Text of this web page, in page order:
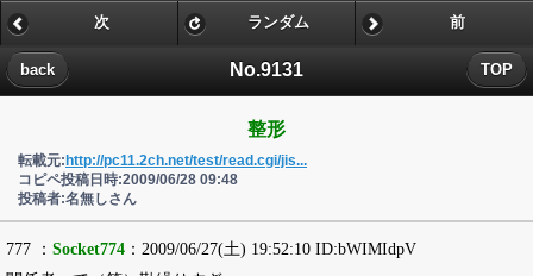
No.9131
back TOP
次 ランダム 前
整形
転載元: http://pc11.2ch.net/test/read.cgi/jis...
コピペ投稿日時:2009/06/28 09:48
投稿者:名無しさん
777 ： Socket774 ：2009/06/27(土) 19:52:10 ID:bWIMIdpV